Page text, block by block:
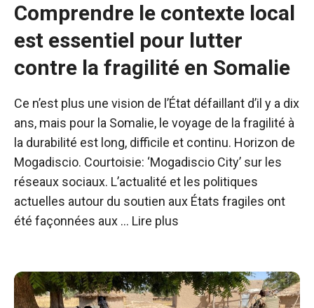
Comprendre le contexte local
est essentiel pour lutter
contre la fragilité en Somalie
Ce n’est plus une vision de l’État défaillant d’il y a dix
ans, mais pour la Somalie, le voyage de la fragilité à
la durabilité est long, difficile et continu. Horizon de
Mogadiscio. Courtoisie: ‘Mogadiscio City’ sur les
réseaux sociaux. L’actualité et les politiques
actuelles autour du soutien aux États fragiles ont
été façonnées aux … Lire plus